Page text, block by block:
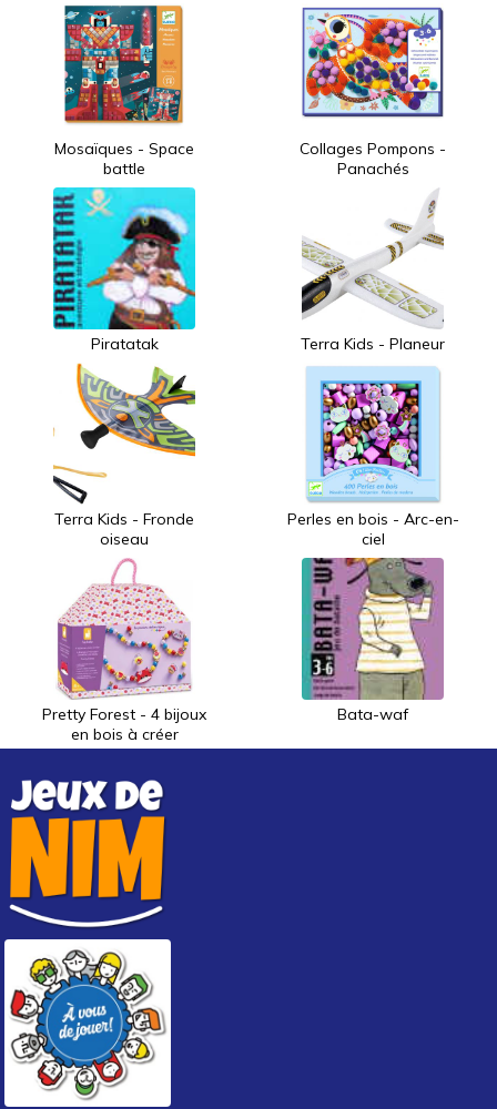
Mosaïques - Space
battle
Collages Pompons -
Panachés
Piratatak Terra Kids - Planeur
Terra Kids - Fronde
oiseau
Perles en bois - Arc-en-
ciel
Pretty Forest - 4 bijoux
en bois à créer
Bata-waf